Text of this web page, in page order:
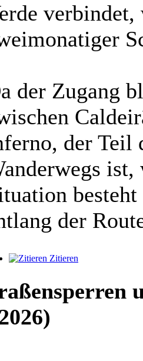
der Zugang
der Teil
der
Zitieren